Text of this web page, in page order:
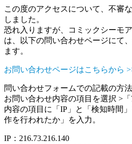
この度のアクセスについて、不審
しました。
恐れ入りますが、コミックシーモ
は、以下の問い合わせページにて
ます。
お問い合わせページはこちらから
問い合わせフォームでの記載の方法
お問い合わせ内容の項目を選択 >
内容の項目に「IP」と「検知時間
作を行われたか」を入力。
IP：216.73.216.140